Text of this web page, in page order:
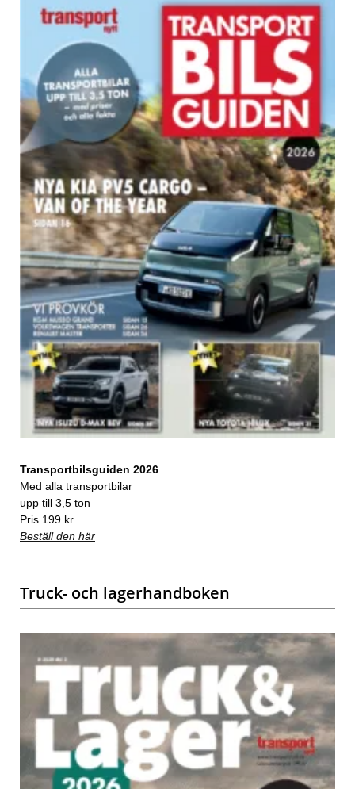
Transportbilsguiden 2026
Med alla transportbilar
upp till 3,5 ton
Pris 199 kr
Beställ den här
Truck- och lagerhandboken